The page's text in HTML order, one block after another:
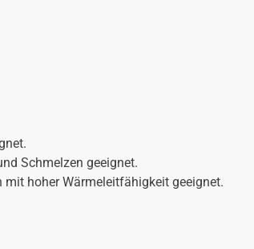
Schmelzen geeignet.
hoher Wärmeleitfähigkeit geeignet.